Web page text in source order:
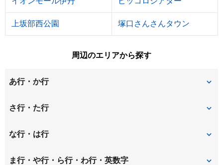
上坂部西公園 塚口さんさんタウン
周辺のエリアから探す
あ行・か行
安堂寺町
猪名寺
さ行・た行
椎堂
善法寺町 田能
な行・は行
若王寺 額田町
ま行・や行・ら行・わ行・英数字